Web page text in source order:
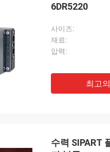
6DR5220
사이즈:
재료:
압력:
최고
수력 SIPART